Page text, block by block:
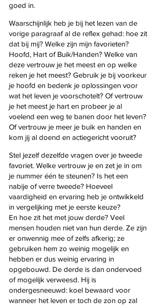
goed in.
Waarschijnlijk heb je bij het lezen van de
vorige paragraaf al de reflex gehad: hoe zit
dat bij mij? Welke zijn mijn favorieten?
Hoofd, Hart of Buik/Handen? Welke van
deze vertrouw je het meest en op welke
reken je het meest? Gebruik je bij voorkeur
je hoofd en bedenk je oplossingen voor
wat het leven je voorschotelt? Of vertrouw
je het meest je hart en probeer je al
voelend een weg te banen door het leven?
Of vertrouw je meer je buik en handen en
kom jij al doend en actiegericht vooruit?
Stel jezelf dezelfde vragen over je tweede
favoriet. Welke vertrouw je en zet je in om
je nummer één te steunen? Is het een
nabije of verre tweede? Hoeveel
vaardigheid en ervaring heb je ontwikkeld
in vergelijking met je eerste keuze?
En hoe zit het met jouw derde? Veel
mensen houden niet van hun derde. Ze zijn
er onwennig mee of zelfs afkerig; ze
gebruiken hem zo weinig mogelijk en
hebben er dus weinig ervaring in
opgebouwd. De derde is dan ondervoed
of mogelijk verweesd. Hij is
ondergesneeuwd: koel bewaard voor
wanneer het leven er toch de zon op zal